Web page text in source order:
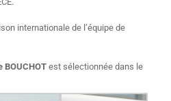
internationale de l’équipe de
BOUCHOT est sélectionnée dans le